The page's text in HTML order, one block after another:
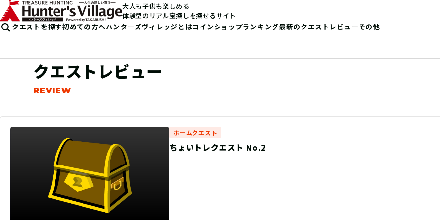
大人も子供も楽しめる
体験型のリアル宝探しを探せるサイト
クエストを探す初めての方へハンターズヴィレッジとはコインショップランキング最新のクエストレビューその他
クエストレビュー
ホームクエスト
ちょいトレクエスト No.2